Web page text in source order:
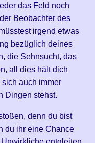
das Feld noch
Beobachter des
irgend etwas
bezüglich deines
die Sehnsucht, das
all dies hält dich
auch immer
Dingen stehst.
denn du bist
du ihr eine Chance